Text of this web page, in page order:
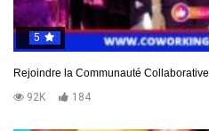
5
Rejoindre la Communauté Collaborative
92K
184